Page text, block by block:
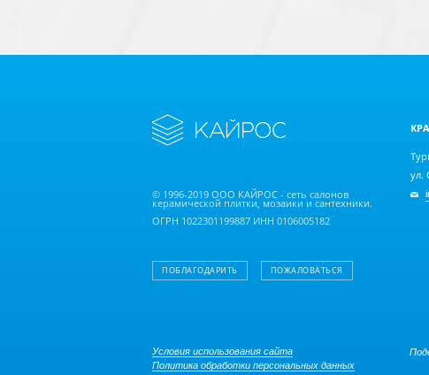
© 1996-2019 ООО КАЙРОС - сеть салонов
керамической плитки, мозаики и сантехники.
ОГРН 1022301199887 ИНН 0106005182
ПОБЛАГОДАРИТЬ ПОЖАЛОВАТЬСЯ
ул.
Условия использования сайта
Политика обработки персональных данных